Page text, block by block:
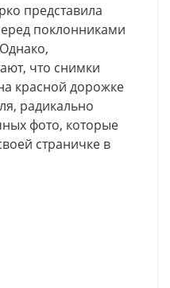
представила
поклонниками
что снимки
красной дорожке
радикально
фото, которые
страничке в